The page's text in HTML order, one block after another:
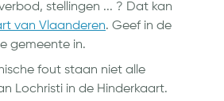
stellingen ... ? Dat kan
van Vlaanderen. Geef in de
gemeente in.
fout staan niet alle
Lochristi in de Hinderkaart.